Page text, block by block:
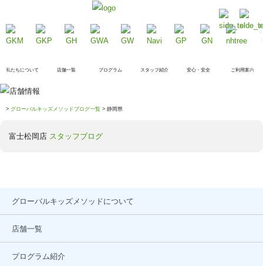
私たちについて 店舗一覧 プログラム スタッフ紹介 安心・安全 ご利用案内
> グローバルキッズメソッドブログ一覧 > 静岡県
富士松岡店 スタッフブログ
グローバルキッズメソッドについて
店舗一覧
プログラム紹介